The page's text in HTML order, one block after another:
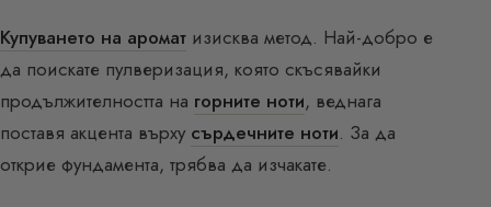
Купуването на аромат изисква метод. Най-добро е
да поискате пулверизация, която скъсявайки
продължителността на горните ноти, веднага
поставя акцента върху сърдечните ноти. За да
открие фундамента, трябва да изчакате.